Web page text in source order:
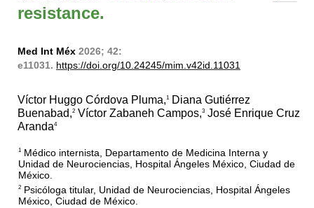
resistance.
Med Int Méx 2026; 42:
e11031. https://doi.org/10.24245/mim.v42id.11031
Víctor Huggo Córdova Pluma,1
Diana Gutiérrez
Buenabad,2 Víctor Zabaneh Campos,3 José Enrique Cruz
Aranda4
1 Médico internista, Departamento de Medicina Interna y
Unidad de Neurociencias, Hospital Ángeles México, Ciudad de
México.
2 Psicóloga titular, Unidad de Neurociencias, Hospital Ángeles
México, Ciudad de México.